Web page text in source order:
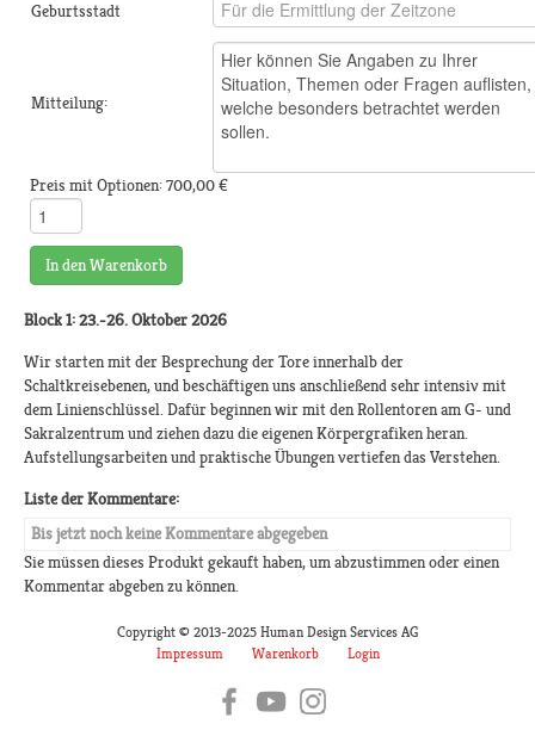
Geburtsstadt
Mitteilung:
Preis mit Optionen:700,00 €
In den Warenkorb
Block 1: 23.-26. Oktober 2026
Wir starten mit der Besprechung der Tore innerhalb der
Schaltkreisebenen, und beschäftigen uns anschließend sehr intensiv mit
dem Linienschlüssel. Dafür beginnen wir mit den Rollentoren am G- und
Sakralzentrum und ziehen dazu die eigenen Körpergrafiken heran.
Aufstellungsarbeiten und praktische Übungen vertiefen das Verstehen.
Liste der Kommentare:
Bis jetzt noch keine Kommentare abgegeben
Sie müssen dieses Produkt gekauft haben, um abzustimmen oder einen
Kommentar abgeben zu können.
Copyright © 2013-2025 Human Design Services AG
Impressum
Warenkorb Login